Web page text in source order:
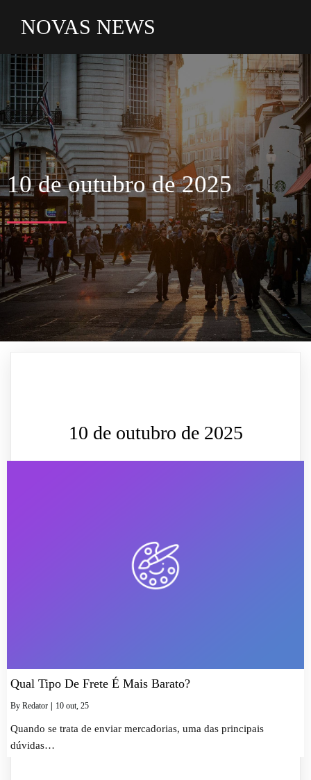
NOVAS NEWS
10 de outubro de 2025
10 de outubro de 2025
Qual Tipo De Frete É Mais Barato?
By Redator | 10 out, 25
Quando se trata de enviar mercadorias, uma das principais
dúvidas…